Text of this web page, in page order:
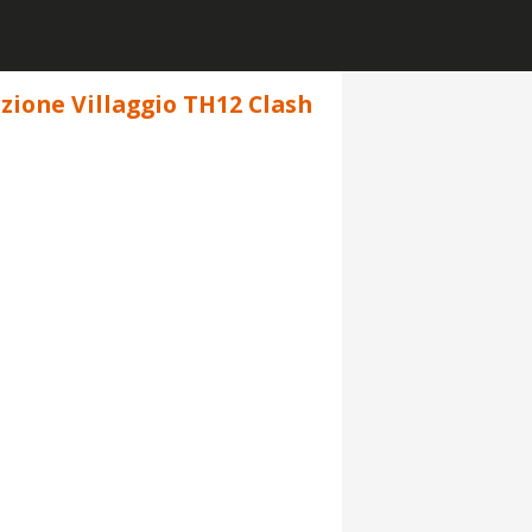
Villaggio TH12 Clash